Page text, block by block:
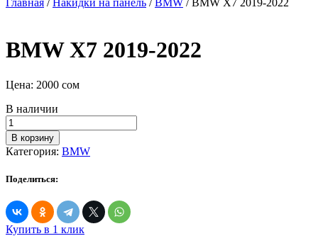
BMW X7 2019-2022
Цена: 2000 сом
В наличии
Количество
товара
BMW
X7
2022
В корзину
Категория: BMW
Поделиться:
Купить в 1 клик